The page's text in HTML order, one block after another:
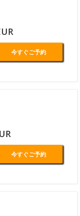
今すぐご予約
今すぐご予約